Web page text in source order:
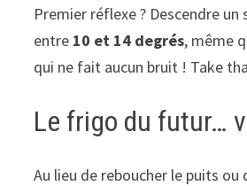
Premier réflexe ? Descendre
entre 10 et 14 degrés, même
qui ne fait aucun bruit ! Take
Le frigo du futur…
Au lieu de reboucher le puits